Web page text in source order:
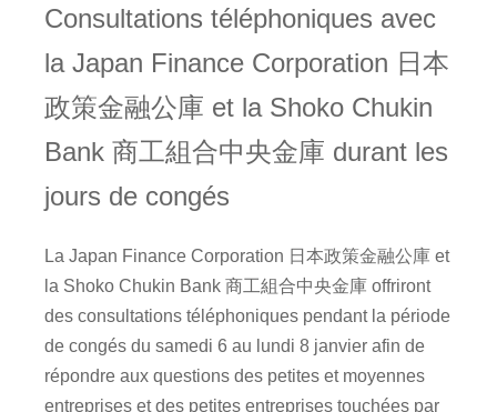
Consultations téléphoniques avec
la Japan Finance Corporation 日本
政策金融公庫 et la Shoko Chukin
Bank 商工組合中央金庫 durant les
jours de congés
La Japan Finance Corporation 日本政策金融公庫 et
la Shoko Chukin Bank 商工組合中央金庫 offriront
des consultations téléphoniques pendant la période
de congés du samedi 6 au lundi 8 janvier afin de
répondre aux questions des petites et moyennes
entreprises et des petites entreprises touchées par